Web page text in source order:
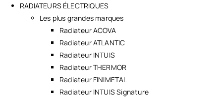
RADIATEURS ÉLECTRIQUES
Les plus grandes marques
Radiateur ACOVA
Radiateur ATLANTIC
Radiateur INTUIS
Radiateur THERMOR
Radiateur FINIMETAL
Radiateur INTUIS Signature